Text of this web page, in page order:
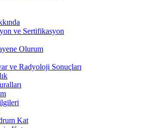
ve Sertifikasyon
Olurum
ve Radyoloji Sonuçları
Kat